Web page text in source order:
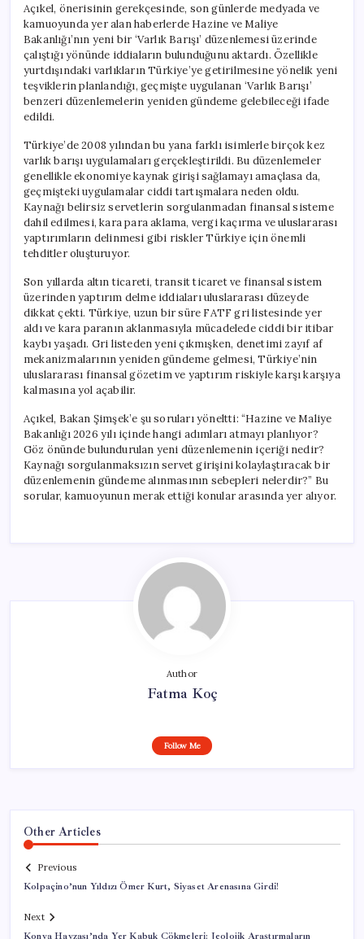
Açıkel, önerisinin gerekçesinde, son günlerde medyada ve
kamuoyunda yer alan haberlerde Hazine ve Maliye
Bakanlığı’nın yeni bir ‘Varlık Barışı’ düzenlemesi üzerinde
çalıştığı yönünde iddiaların bulunduğunu aktardı. Özellikle
yurtdışındaki varlıkların Türkiye’ye getirilmesine yönelik yeni
teşviklerin planlandığı, geçmişte uygulanan ‘Varlık Barışı’
benzeri düzenlemelerin yeniden gündeme gelebileceği ifade
edildi.
Türkiye’de 2008 yılından bu yana farklı isimlerle birçok kez
varlık barışı uygulamaları gerçekleştirildi. Bu düzenlemeler
genellikle ekonomiye kaynak girişi sağlamayı amaçlasa da,
geçmişteki uygulamalar ciddi tartışmalara neden oldu.
Kaynağı belirsiz servetlerin sorgulanmadan finansal sisteme
dahil edilmesi, kara para aklama, vergi kaçırma ve uluslararası
yaptırımların delinmesi gibi riskler Türkiye için önemli
tehditler oluşturuyor.
Son yıllarda altın ticareti, transit ticaret ve finansal sistem
üzerinden yaptırım delme iddiaları uluslararası düzeyde
dikkat çekti. Türkiye, uzun bir süre FATF gri listesinde yer
aldı ve kara paranın aklanmasıyla mücadelede ciddi bir itibar
kaybı yaşadı. Gri listeden yeni çıkmışken, denetimi zayıf af
mekanizmalarının yeniden gündeme gelmesi, Türkiye’nin
uluslararası finansal gözetim ve yaptırım riskiyle karşı karşıya
kalmasına yol açabilir.
Açıkel, Bakan Şimşek’e şu soruları yöneltti: “Hazine ve Maliye
Bakanlığı 2026 yılı içinde hangi adımları atmayı planlıyor?
Göz önünde bulundurulan yeni düzenlemenin içeriği nedir?
Kaynağı sorgulanmaksızın servet girişini kolaylaştıracak bir
düzenlemenin gündeme alınmasının sebepleri nelerdir?” Bu
sorular, kamuoyunun merak ettiği konular arasında yer alıyor.
Author
Fatma Koç
Follow Me
Other Articles
Previous
Kolpaçino’nun Yıldızı Ömer Kurt, Siyaset Arenasına Girdi!
Next
Konya Havzası’nda Yer Kabuk Çökmeleri: Jeolojik Araştırmaların